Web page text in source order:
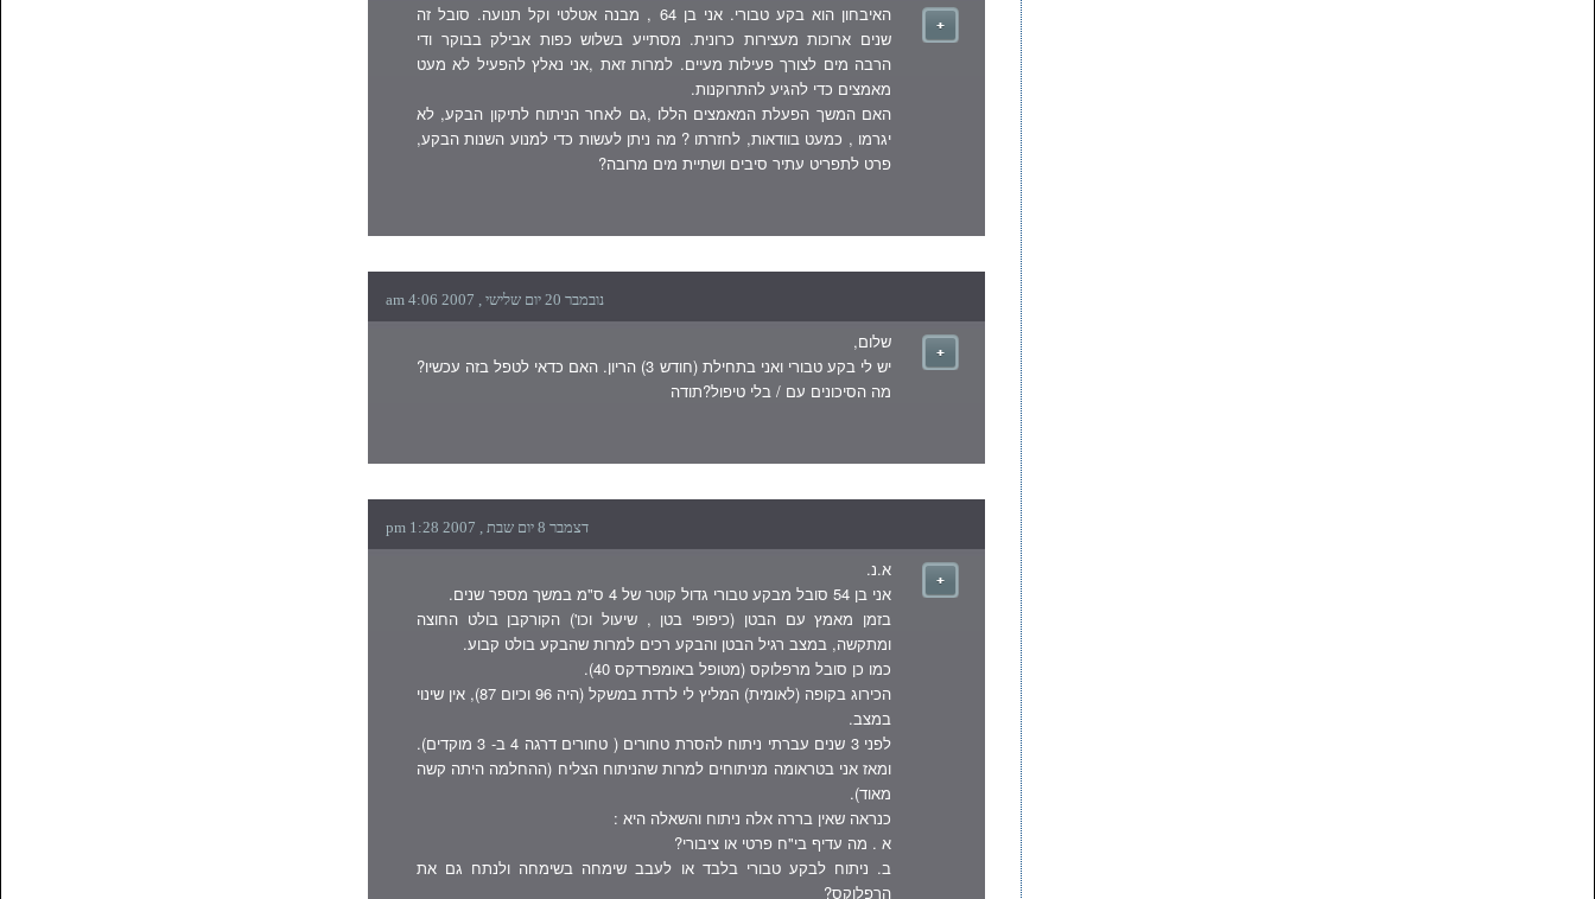
האיבחון הוא בקע טבורי. אני בן 64 , מבנה אטלטי וקל תנועה. סובל זה
שנים ארוכות מעצירות כרונית. מסתייע בשלוש כפות אבילק בבוקר ודי
הרבה מים לצורך פעילות מעיים. למרות זאת ,אני נאלץ להפעיל לא מעט
מאמצים כדי להגיע להתרוקנות.
האם המשך הפעלת המאמצים הללו ,גם לאחר הניתוח לתיקון הבקע, לא
יגרמו , כמעט בוודאות, לחזרתו ? מה ניתן לעשות כדי למנוע השנות הבקע,
פרט לתפריט עתיר סיבים ושתיית מים מרובה?
נובמבר 20 יום שלישי , 2007 4:06 am
שלום,
יש לי בקע טבורי ואני בתחילת (חודש 3) הריון. האם כדאי לטפל בזה עכשיו?
מה הסיכונים עם / בלי טיפול?תודה
דצמבר 8 יום שבת , 2007 1:28 pm
א.נ.
אני בן 54 סובל מבקע טבורי גדול קוטר של 4 ס"מ במשך מספר שנים.
בזמן מאמץ עם הבטן (כיפופי בטן , שיעול וכו') הקורקבן בולט החוצה
ומתקשה, במצב רגיל הבטן והבקע רכים למרות שהבקע בולט קבוע.
כמו כן סובל מרפלוקס (מטופל באומפרדקס 40).
הכירוג בקופה (לאומית) המליץ לי לרדת במשקל (היה 96 וכיום 87), אין שינוי
במצב.
לפני 3 שנים עברתי ניתוח להסרת טחורים ( טחורים דרגה 4 ב- 3 מוקדים).
ומאז אני בטראומה מניתוחים למרות שהניתוח הצליח (ההחלמה היתה קשה
מאוד).
כנראה שאין בררה אלה ניתוח והשאלה היא :
א . מה עדיף בי"ח פרטי או ציבורי?
ב. ניתוח לבקע טבורי בלבד או לעבב שימחה בשימחה ולנתח גם את
הרפלוקס?